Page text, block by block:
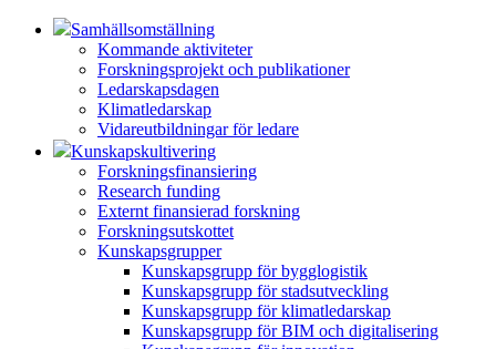
Samhällsomställning
Kommande aktiviteter
Forskningsprojekt och publikationer
Ledarskapsdagen
Klimatledarskap
Vidareutbildningar för ledare
Kunskapskultivering
Forskningsfinansiering
Research funding
Externt finansierad forskning
Forskningsutskottet
Kunskapsgrupper
Kunskapsgrupp för bygglogistik
Kunskapsgrupp för stadsutveckling
Kunskapsgrupp för klimatledarskap
Kunskapsgrupp för BIM och digitalisering